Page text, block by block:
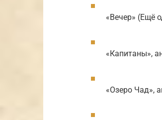
«Вечер» (Ещё
«Капитаны»,
«Озеро Чад»,